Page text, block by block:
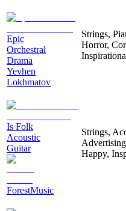
Epic
Orchestral
Drama
Yevhen
Lokhmatov
Strings,
Horror,
Is Folk
Acoustic
Guitar
ForestMusic
Strings,
Happy,